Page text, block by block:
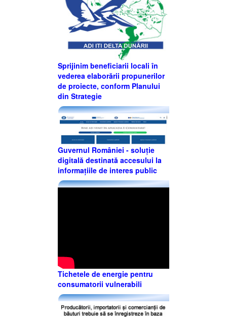
Sprijinim beneficiarii locali în
vederea elaborării propunerilor
de proiecte, conform Planului
din Strategie
Guvernul României - soluție
digitală destinată accesului la
informațiile de interes public
Tichetele de energie pentru
consumatorii vulnerabili